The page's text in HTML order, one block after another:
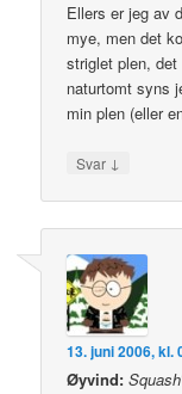
Ellers er jeg av
mye, men det
striglet plen,
naturtomt syns
min plen (eller
Svar ↓
13. juni 2006, kl.
Øyvind: Squash